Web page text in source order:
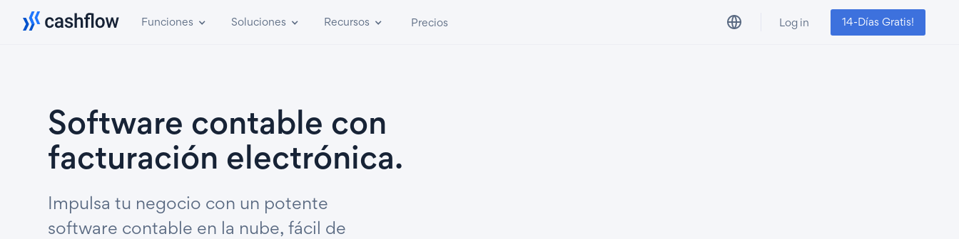
Funciones Soluciones Recursos Precios Log in 14-Días Gratis!
Software contable con
facturación electrónica.
Impulsa tu negocio con un potente
software contable en la nube, fácil de